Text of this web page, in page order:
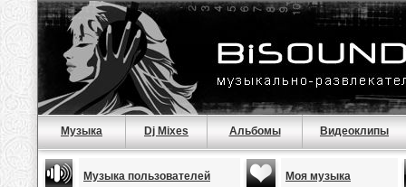
Музыка Dj Mixes Альбомы Видеоклипы
Музыка пользователей Моя музыка